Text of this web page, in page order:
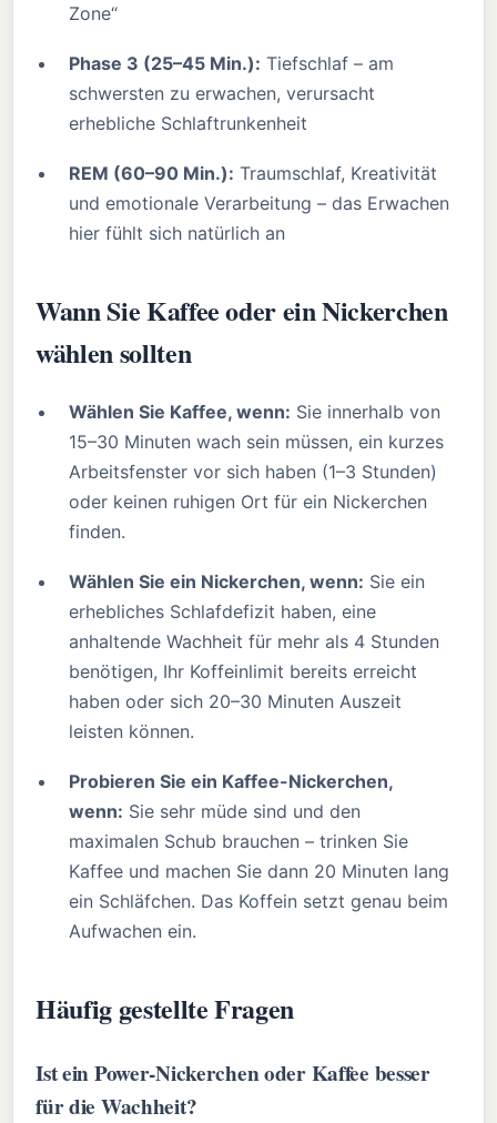
Zone“
Phase 3 (25–45 Min.): Tiefschlaf – am
schwersten zu erwachen, verursacht
erhebliche Schlaftrunkenheit
REM (60–90 Min.): Traumschlaf, Kreativität
und emotionale Verarbeitung – das Erwachen
hier fühlt sich natürlich an
Wann Sie Kaffee oder ein Nickerchen
wählen sollten
Wählen Sie Kaffee, wenn: Sie innerhalb von
15–30 Minuten wach sein müssen, ein kurzes
Arbeitsfenster vor sich haben (1–3 Stunden)
oder keinen ruhigen Ort für ein Nickerchen
finden.
Wählen Sie ein Nickerchen, wenn: Sie ein
erhebliches Schlafdefizit haben, eine
anhaltende Wachheit für mehr als 4 Stunden
benötigen, Ihr Koffeinlimit bereits erreicht
haben oder sich 20–30 Minuten Auszeit
leisten können.
Probieren Sie ein Kaffee-Nickerchen,
wenn: Sie sehr müde sind und den
maximalen Schub brauchen – trinken Sie
Kaffee und machen Sie dann 20 Minuten lang
ein Schläfchen. Das Koffein setzt genau beim
Aufwachen ein.
Häufig gestellte Fragen
Ist ein Power-Nickerchen oder Kaffee besser
für die Wachheit?